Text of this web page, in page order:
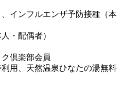
インフルエンザ予防接種（本
・配偶者）
倶楽部会員
用、天然温泉ひなたの湯無料